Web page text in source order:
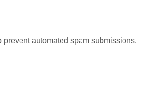
automated spam submissions.